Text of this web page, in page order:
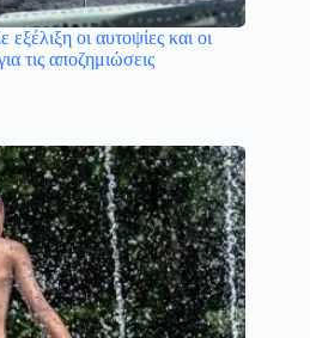
οι αυτοψίες και οι
τις αποζημιώσεις